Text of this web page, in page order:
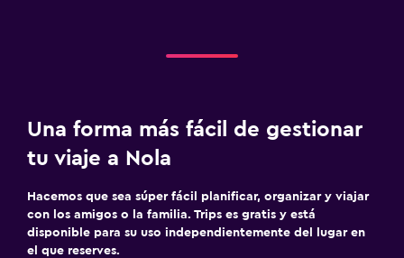
Una forma más fácil de gestionar
tu viaje a Nola
Hacemos que sea súper fácil planificar, organizar y viajar
con los amigos o la familia. Trips es gratis y está
disponible para su uso independientemente del lugar en
el que reserves.